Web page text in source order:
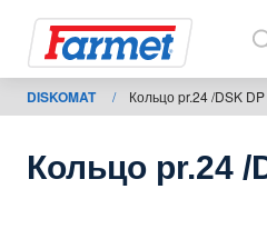
Назад
на
DISKOMAT / Кольцо pr.24 /DSK DP
Кольцо pr.24 /